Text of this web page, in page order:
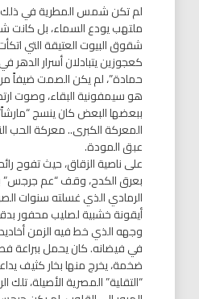
لم تكن شمس المطرية في
ملتهب يودع السماء، بل كانت
شقوق البيوت العتيقة التي
كعجوزين يتبادلان أسرار الدهر
حمادة”، لم يكن الصمت ضيفاً
هو سيمفونية البقاء، وصوت
ببعضها البعض كان ينسج
المعركة الكبرى.. معركة الحب
عبق المودة.
​على ناصية الزقاق، حيث تفوح
بعرق الكدح، وقف “عم جرجس”
الرمادي الذي غسلته سنوات
أيقونة خشبية لصليب محفور
وجهه الذي خط فيه الزمن أخاديد
في فيضانه. كان يحمل ببراعة
ضخمة، يخرج منها بخار كثيف
“التقلية” المصرية الأصيلة، تلك